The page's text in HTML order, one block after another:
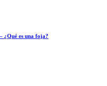
¿Qué es una foja?